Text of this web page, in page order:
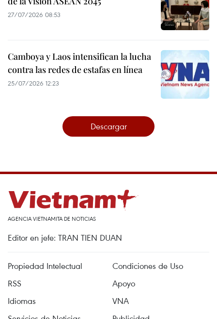
27/07/2026 08:53
Camboya y Laos intensifican la lucha
contra las redes de estafas en línea
25/07/2026 12:23
Descargar
AGENCIA VIETNAMITA DE NOTICIAS
Editor en jefe: TRAN TIEN DUAN
Propiedad Intelectual
Condiciones de Uso
RSS
Apoyo
Idiomas
VNA